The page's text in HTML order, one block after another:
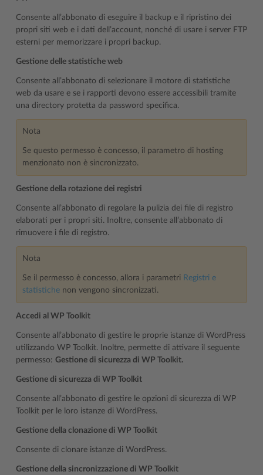
Consente all’abbonato di eseguire il backup e il ripristino dei
propri siti web e i dati dell’account, nonché di usare i server FTP
esterni per memorizzare i propri backup.
Gestione delle statistiche web
Consente all’abbonato di selezionare il motore di statistiche
web da usare e se i rapporti devono essere accessibili tramite
una directory protetta da password specifica.
Nota
Se questo permesso è concesso, il parametro di hosting
menzionato non è sincronizzato.
Gestione della rotazione dei registri
Consente all’abbonato di regolare la pulizia dei file di registro
elaborati per i propri siti. Inoltre, consente all’abbonato di
rimuovere i file di registro.
Nota
Se il permesso è concesso, allora i parametri Registri e
statistiche non vengono sincronizzati.
Accedi al WP Toolkit
Consente all’abbonato di gestire le proprie istanze di WordPress
utilizzando WP Toolkit. Inoltre, permette di attivare il seguente
permesso: Gestione di sicurezza di WP Toolkit.
Gestione di sicurezza di WP Toolkit
Consente all’abbonato di gestire le opzioni di sicurezza di WP
Toolkit per le loro istanze di WordPress.
Gestione della clonazione di WP Toolkit
Consente di clonare istanze di WordPress.
Gestione della sincronizzazione di WP Toolkit